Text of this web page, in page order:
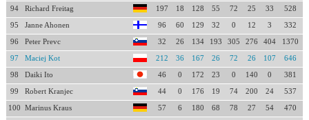
94 Richard Freitag 197 18 128 55 72 25 33 528
95 Janne Ahonen 96 60 129 32 0 12 3 332
96 Peter Prevc 32 26 134 193 305 276 404 1370
97 Maciej Kot 212 36 167 26 72 26 107 646
98 Daiki Ito 46 0 172 23 0 140 0 381
99 Robert Kranjec 44 0 176 19 74 200 24 537
100 Marinus Kraus 57 6 180 68 78 27 54 470